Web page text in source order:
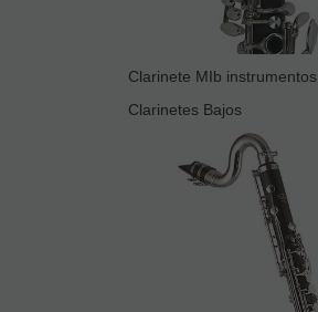
Clarinete MIb instrumentos
Clarinetes Bajos